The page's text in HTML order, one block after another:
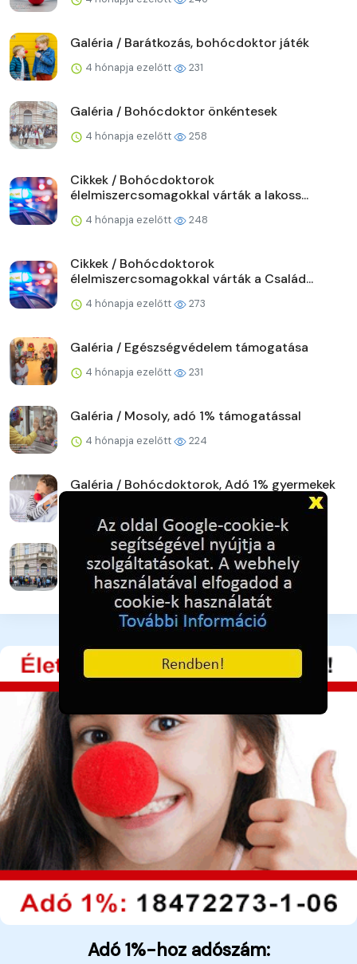
Galéria / Barátkozás, bohócdoktor játék
4 hónapja ezelőtt 231
Galéria / Bohócdoktor önkéntesek
4 hónapja ezelőtt 258
Cikkek / Bohócdoktorok
élelmiszercsomagokkal várták a lakoss...
4 hónapja ezelőtt 248
Cikkek / Bohócdoktorok
élelmiszercsomagokkal várták a Család...
4 hónapja ezelőtt 273
Galéria / Egészségvédelem támogatása
4 hónapja ezelőtt 231
Galéria / Mosoly, adó 1% támogatással
4 hónapja ezelőtt 224
Galéria / Bohócdoktorok, Adó 1% gyermekek
Galéria / Adományra várva - pillanatkép
4 hónapja ezelőtt 237
Adó 1%-hoz adószám: